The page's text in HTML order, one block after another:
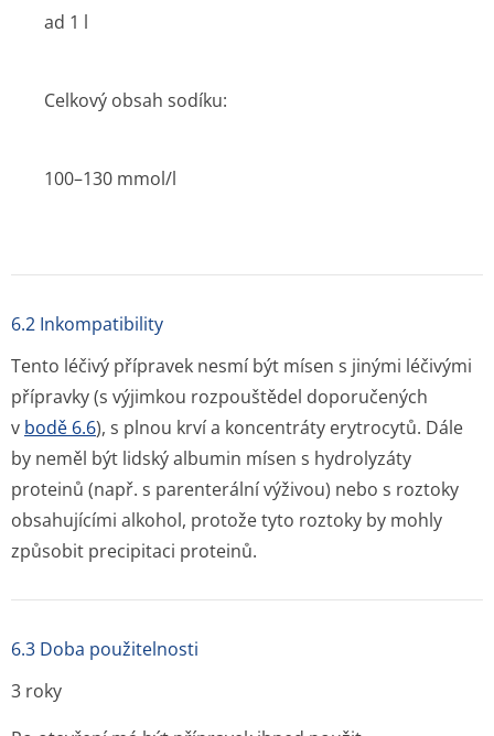
ad 1 l
Celkový obsah sodíku:
100–130 mmol/l
6.2 Inkompatibility
Tento léčivý přípravek nesmí být mísen s jinými léčivými
přípravky (s výjimkou rozpouštědel doporučených
v bodě 6.6), s plnou krví a koncentráty erytrocytů. Dále
by neměl být lidský albumin mísen s hydrolyzáty
proteinů (např. s parenterální výživou) nebo s roztoky
obsahujícími alkohol, protože tyto roztoky by mohly
způsobit precipitaci proteinů.
6.3 Doba použitelnosti
3 roky